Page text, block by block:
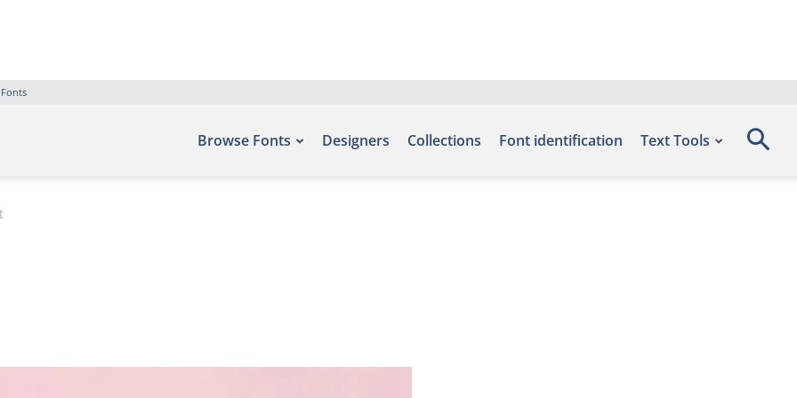
Browse Fonts Designers Collections Font identification Text Tools